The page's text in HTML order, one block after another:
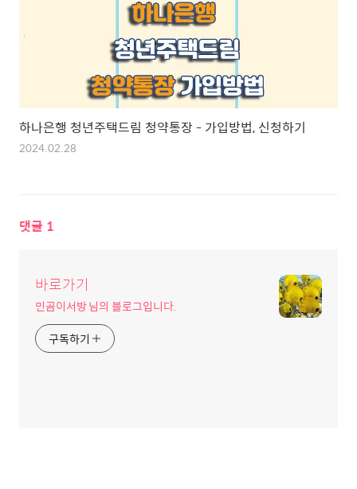
하나은행 청년주택드림 청약통장 - 가입방법, 신청하기
2024.02.28
댓글 1
바로가기
민곰이서방 님의 블로그입니다.
구독하기